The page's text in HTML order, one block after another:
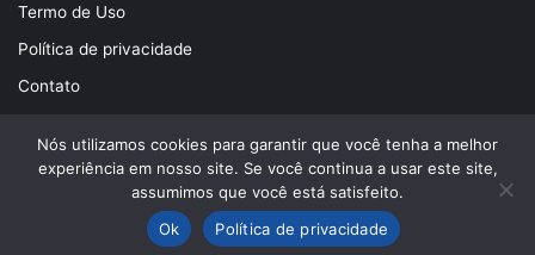
Termo de Uso
Política de privacidade
Contato
© Copyright 2026, Todos os direitos reservados | Desenvolvido
porLA Comunicações
Nós utilizamos cookies para garantir que você tenha a melhor
experiência em nosso site. Se você continua a usar este site,
assumimos que você está satisfeito.
Ok
Política de privacidade